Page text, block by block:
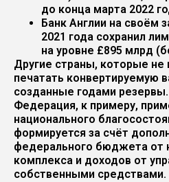
до конца марта 2022
Банк Англии на своём
2021 года сохранил
на уровне £895 млрд
Другие страны, которые
печатать конвертируемую
созданные годами
Федерация, к примеру,
национального
формируется за счёт
федерального бюджета от
комплекса и доходов от
собственными средствами.